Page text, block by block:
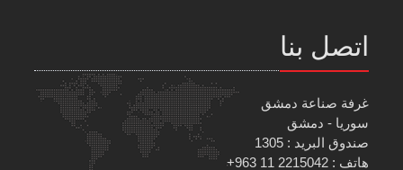
اتصل بنا
غرفة صناعة دمشق
سوريا - دمشق
صندوق البريد : 1305
هاتف : 2215042 11 963+